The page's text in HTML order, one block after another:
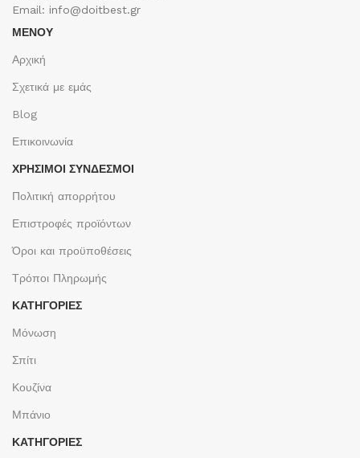
Email: info@doitbest.gr
ΜΕΝΟΥ
Αρχική
Σχετικά με εμάς
Blog
Επικοινωνία
ΧΡΉΣΙΜΟΙ ΣΎΝΔΕΣΜΟΙ
Πολιτική απορρήτου
Επιστροφές προϊόντων
Όροι και προϋποθέσεις
Τρόποι Πληρωμής
ΚΑΤΗΓΟΡΙΕΣ
Μόνωση
Σπίτι
Κουζίνα
Μπάνιο
ΚΑΤΗΓΟΡΙΕΣ